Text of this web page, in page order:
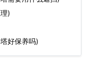
)
好保养吗)